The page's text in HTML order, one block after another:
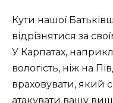
Кути нашої
відрізнятися за
У Карпатах,
вологість, ніж на
враховувати, який
атакувати вашу